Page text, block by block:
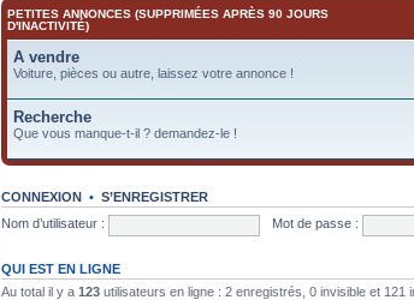
PETITES ANNONCES (SUPPRIMÉES APRÈS 90 JOURS
D'INACTIVITÉ)
A vendre
Voiture, pièces ou autre, laissez votre annonce !
Recherche
Que vous manque-t-il ? demandez-le !
CONNEXION • S’ENREGISTRER
Nom d’utilisateur :
Mot de passe :
QUI EST EN LIGNE
Au total il y a 123 utilisateurs en ligne : 2 enregistrés, 0 invisible et 121